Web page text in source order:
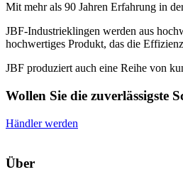
Mit mehr als 90 Jahren Erfahrung in
JBF-Industrieklingen werden aus
hochwertiges Produkt, das die
JBF produziert auch eine Reihe von
Wollen Sie die zuverlässigste
Händler werden
Über